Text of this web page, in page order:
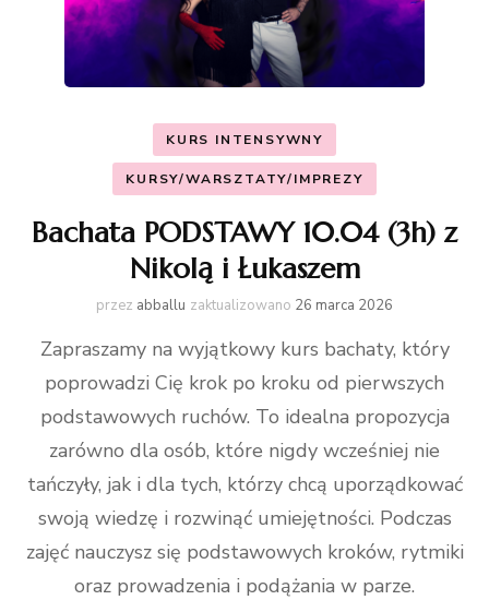
KURS INTENSYWNY
KURSY/WARSZTATY/IMPREZY
Bachata PODSTAWY 10.04 (3h) z
Nikolą i Łukaszem
przez abballu zaktualizowano 26 marca 2026
Zapraszamy na wyjątkowy kurs bachaty, który
poprowadzi Cię krok po kroku od pierwszych
podstawowych ruchów. To idealna propozycja
zarówno dla osób, które nigdy wcześniej nie
tańczyły, jak i dla tych, którzy chcą uporządkować
swoją wiedzę i rozwinąć umiejętności. Podczas
zajęć nauczysz się podstawowych kroków, rytmiki
oraz prowadzenia i podążania w parze.